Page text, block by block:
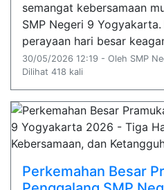
semangat kebersamaan
SMP Negeri 9
perayaan hari besar
30/05/2026 12:19 - Oleh SMP
Dilihat 418 kali
Perkemahan Besar